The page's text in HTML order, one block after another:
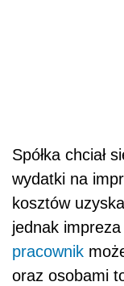
Spółka chciał
wydatki na
kosztów
jednak
pracownik
oraz osobami